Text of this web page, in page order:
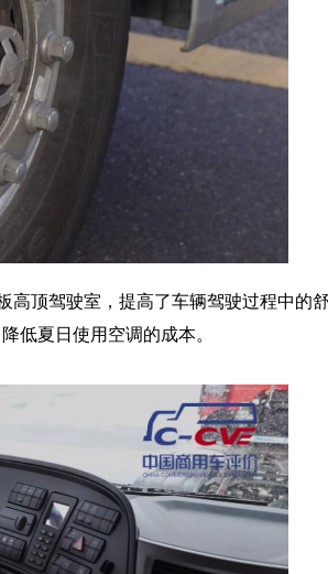
高顶驾驶室，提高了车辆驾驶过程中的
低夏日使用空调的成本。